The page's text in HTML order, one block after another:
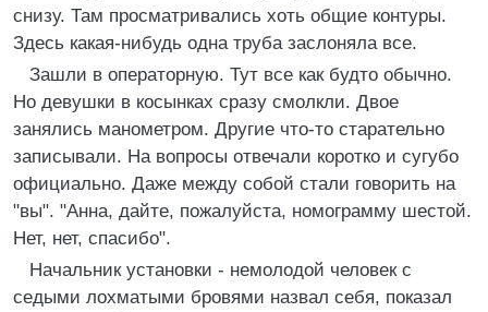
снизу. Там просматривались хоть общие контуры.
Здесь какая-нибудь одна труба заслоняла все.
Зашли в операторную. Тут все как будто обычно.
Но девушки в косынках сразу смолкли. Двое
занялись манометром. Другие что-то старательно
записывали. На вопросы отвечали коротко и сугубо
официально. Даже между собой стали говорить на
"вы". "Анна, дайте, пожалуйста, номограмму шестой.
Нет, нет, спасибо".
Начальник установки - немолодой человек с
седыми лохматыми бровями назвал себя, показал